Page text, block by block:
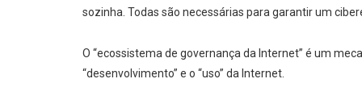
sozinha. Todas são necessárias para garantir um
O “ecossistema de governança da Internet” é um
“desenvolvimento” e o “uso” da Internet.